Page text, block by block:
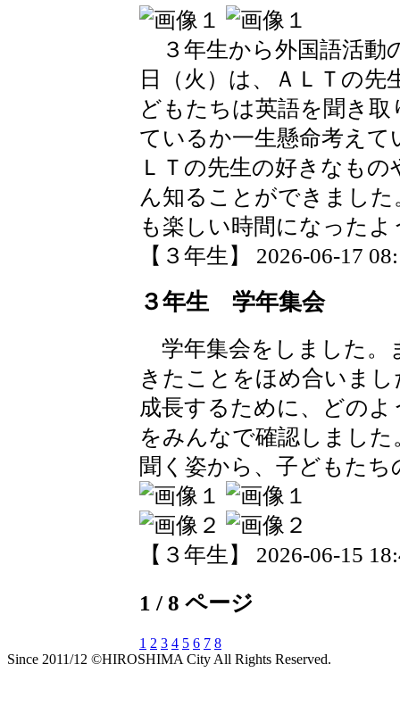
３年生から外国語活動
日（火）は、ＡＬＴの
どもたちは英語を聞き
ているか一生懸命考え
ＬＴの先生の好きなも
ん知ることができまし
も楽しい時間になったよ
【３年生】 2026-06-17
３年生 学年集会
学年集会をしました。
きたことをほめ合いま
成長するために、どの
をみんなで確認しまし
聞く姿から、子どもた
【３年生】 2026-06-15
1 / 8 ページ
1 2 3 4 5 6 7 8
Since 2011/12 ©HIROSHIMA City All Rights Reserved.